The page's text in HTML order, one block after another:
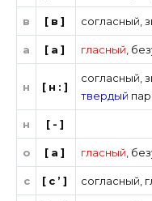
в [в] согласный ,
а [а] гласный
н [н:]
согласный ,
твердый
н [-]
о [а] гласный
с [с’] согласный